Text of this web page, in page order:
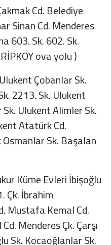
Cd. Belediye
Sinan Cd. Menderes
603. Sk. 602. Sk.
ova yolu )
Çobanlar Sk.
2213. Sk. Ulukent
Ulukent Alimler Sk.
Atatürk Cd.
Sk. Başalan
Küme Evleri İbişoğlu
Çk. İbrahim
Mustafa Kemal Cd.
Menderes Çk. Çarşı
Sk. Kocaoğlanlar Sk.